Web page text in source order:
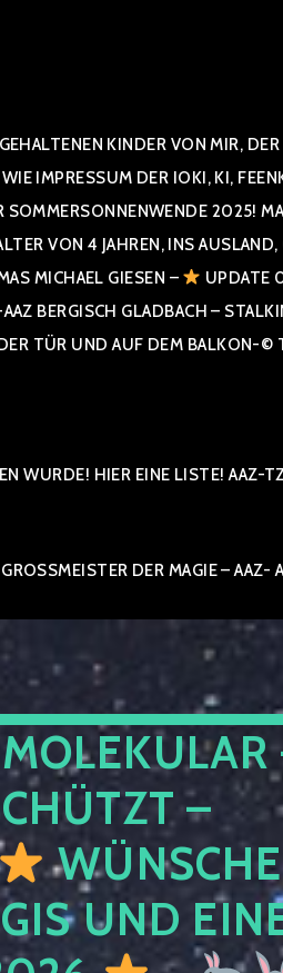
KINDER VON MIR,
IMPRESSUM DER IOKI, KI,
2025!
4 JAHREN, INS AUSLAND,
MICHAEL GIESEN – UPDATE
GLADBACH –
TÜR UND AUF DEM BALKON-©
WURDE! HIER EINE LISTE! AAZ-
DER MAGIE – AAZ-
–
WÜNSCHE
UND